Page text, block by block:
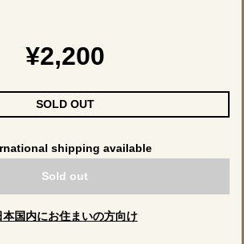
¥2,200
SOLD OUT
shipping available
Sold out
本国内にお住まいの方向け